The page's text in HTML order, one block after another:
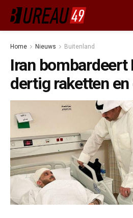
Home Nieuws Buitenland
Iran bombardeert
dertig raketten